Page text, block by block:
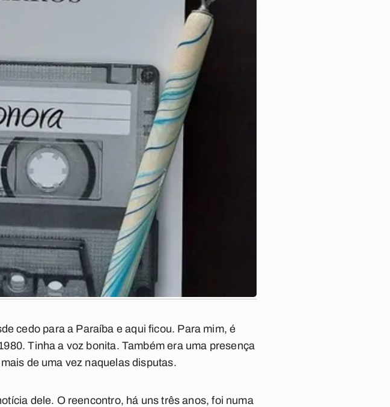
cedo para a Paraíba e aqui ficou. Para mim, é
Tinha a voz bonita. Também era uma presença
de uma vez naquelas disputas.
dele. O reencontro, há uns três anos, foi numa